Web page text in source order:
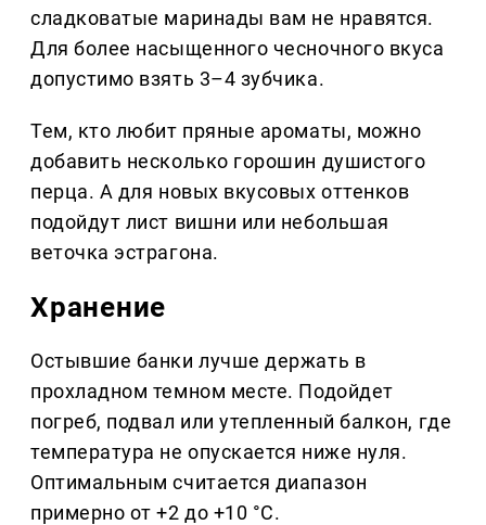
сладковатые маринады вам не нравятся.
Для более насыщенного чесночного вкуса
допустимо взять 3–4 зубчика.
Тем, кто любит пряные ароматы, можно
добавить несколько горошин душистого
перца. А для новых вкусовых оттенков
подойдут лист вишни или небольшая
веточка эстрагона.
Хранение
Остывшие банки лучше держать в
прохладном темном месте. Подойдет
погреб, подвал или утепленный балкон, где
температура не опускается ниже нуля.
Оптимальным считается диапазон
примерно от +2 до +10 °C.